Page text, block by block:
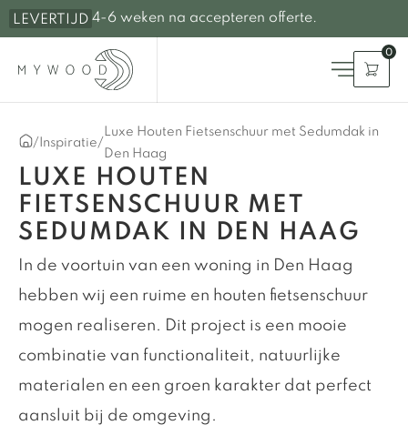
LEVERTIJD 4-6 weken na accepteren offerte.
0
/ Inspiratie/
Luxe Houten Fietsenschuur met Sedumdak in
Den Haag
LUXE HOUTEN
FIETSENSCHUUR MET
SEDUMDAK IN DEN HAAG
In de voortuin van een woning in Den Haag
hebben wij een ruime en houten fietsenschuur
mogen realiseren. Dit project is een mooie
combinatie van functionaliteit, natuurlijke
materialen en een groen karakter dat perfect
aansluit bij de omgeving.